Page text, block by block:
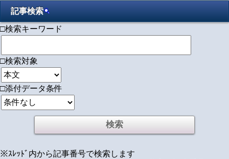
記事検索
□検索キーワード
□検索対象
□添付データ条件
※ｽﾚｯﾄﾞ内から記事番号で検索します